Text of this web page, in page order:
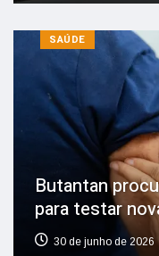
SAÚDE
Butantan
para testar
30 de junho de 2026